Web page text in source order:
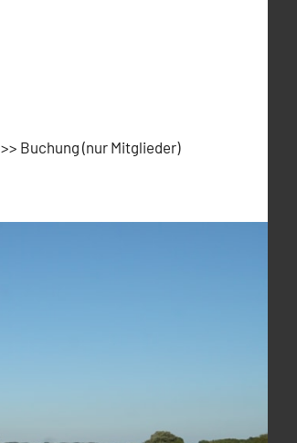
>> Buchung (nur Mitglieder)